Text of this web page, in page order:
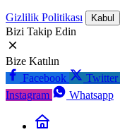
Gizlilik Politikası Kabul
Bizi Takip Edin
Bize Katılın
Facebook
Twitter
Instagram
Whatsapp